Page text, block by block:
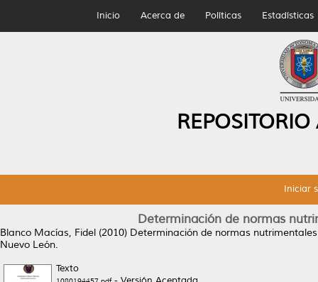
Inicio Acerca de Políticas Estadísticas
Iniciar
Determinación de normas
Blanco Macías, Fidel (2010) Determinación de normas
Nuevo León.
Texto